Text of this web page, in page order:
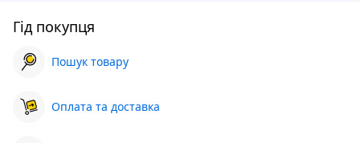
Гід покупця
Пошук товару
Оплата та доставка